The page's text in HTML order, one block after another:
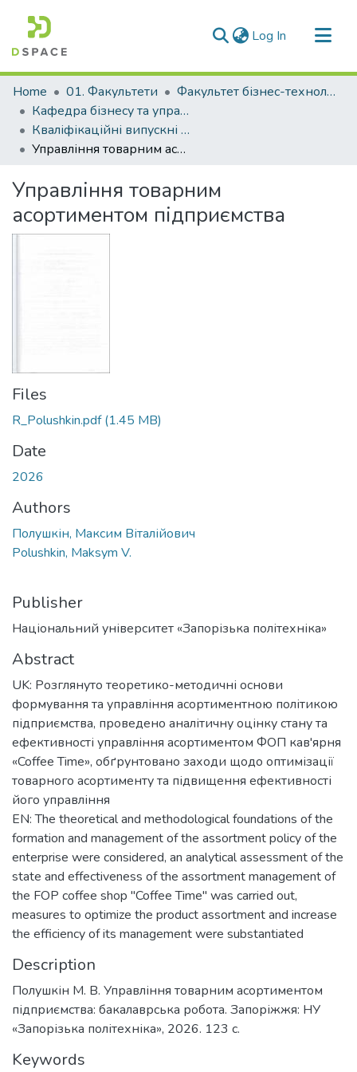
Log In (current)
Communities & Collections
All of DSpace
Statistics
Home 01. Факультети
Факультет бізнес-технологій та економіки
Кафедра бізнесу та управління (Кафедра Б та У)
Кваліфікаційні випускні роботи здобувачів вищої освіти кафедри Б та У
Управління товарним асортиментом підприємства
Управління товарним
асортиментом підприємства
Files
R_Polushkin.pdf(1.45 MB)
Date
2026
Authors
Полушкін, Максим Віталійович
Polushkin, Maksym V.
Publisher
Національний університет «Запорізька політехніка»
Abstract
UK: Розглянуто теоретико-методичні основи
формування та управління асортиментною політикою
підприємства, проведено аналітичну оцінку стану та
ефективності управління асортиментом ФОП кав'ярня
«Coffee Time», обґрунтовано заходи щодо оптимізації
товарного асортименту та підвищення ефективності
його управління
EN: The theoretical and methodological foundations of the
formation and management of the assortment policy of the
enterprise were considered, an analytical assessment of the
state and effectiveness of the assortment management of
the FOP coffee shop "Coffee Time" was carried out,
measures to optimize the product assortment and increase
the efficiency of its management were substantiated
Description
Полушкін М. В. Управління товарним асортиментом
підприємства: бакалаврська робота. Запоріжжя: НУ
«Запорізька політехніка», 2026. 123 c.
Keywords